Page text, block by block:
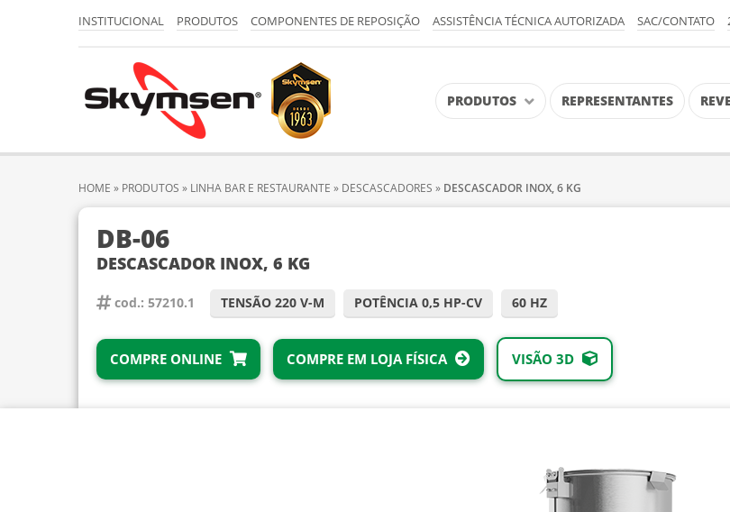
INSTITUCIONAL PRODUTOS COMPONENTES DE REPOSIÇÃO ASSISTÊNCIA TÉCNICA AUTORIZADA SAC/CONTATO
PRODUTOS REPRESENTANTES
HOME » PRODUTOS » LINHA BAR E RESTAURANTE » DESCASCADORES » DESCASCADOR INOX, 6 KG
DB-06
DESCASCADOR INOX, 6 KG
cod.: 57210.1 TENSÃO 220 V-M POTÊNCIA 0,5 HP-CV 60 HZ
COMPRE ONLINE COMPRE EM LOJA FÍSICA VISÃO 3D